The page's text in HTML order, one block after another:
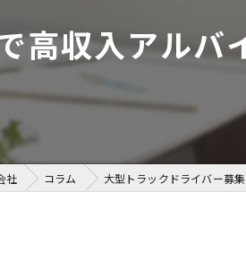
高収入
高収入アルバ
社 コラム 大型トラックドライバー募